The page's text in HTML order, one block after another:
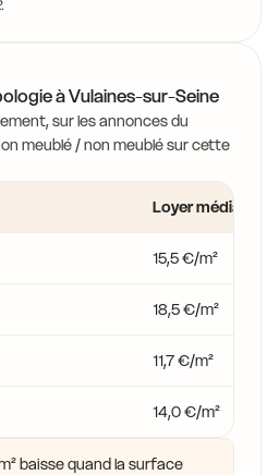
à Vulaines-sur-Seine
sur les annonces du
meublé / non meublé sur cette
Loyer médian
15,5 €/m²
18,5 €/m²
11,7 €/m²
14,0 €/m²
baisse quand la surface